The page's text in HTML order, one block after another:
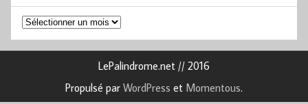
Archives
LePalindrome.net // 2016
Propulsé par WordPress et Momentous.